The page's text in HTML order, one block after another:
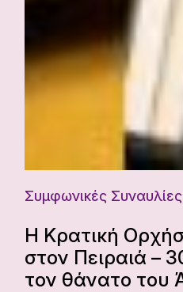
Συμφωνικές Συναυλίες
Η Κρατική
στον Πειραιά –
τον θάνατο του